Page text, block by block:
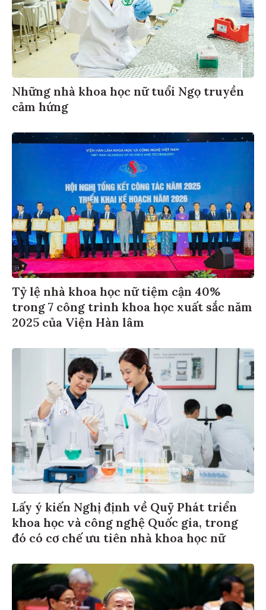
Những nhà khoa học nữ tuổi Ngọ truyền
cảm hứng
Tỷ lệ nhà khoa học nữ tiệm cận 40%
trong 7 công trình khoa học xuất sắc năm
2025 của Viện Hàn lâm
Lấy ý kiến Nghị định về Quỹ Phát triển
khoa học và công nghệ Quốc gia, trong
đó có cơ chế ưu tiên nhà khoa học nữ